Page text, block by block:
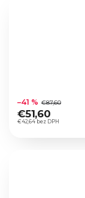
hodnotenie
produktu
je
€42,64 bez DPH
–41 % €87,60
€51,60